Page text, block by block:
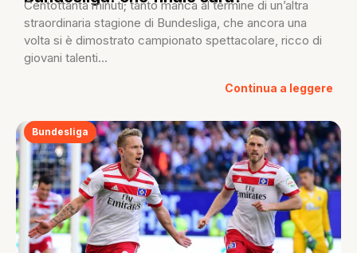
Centottanta minuti; tanto manca al termine di un’altra
straordinaria stagione di Bundesliga, che ancora una
volta si è dimostrato campionato spettacolare, ricco di
giovani talenti...
Continua a leggere
Bundesliga